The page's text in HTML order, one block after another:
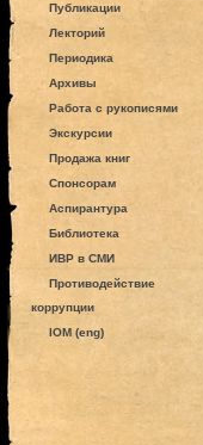
Публикации
Лекторий
Периодика
Архивы
Работа с рукописями
Экскурсии
Продажа книг
Спонсорам
Аспирантура
Библиотека
ИВР в СМИ
Противодействие
коррупции
IOM (eng)